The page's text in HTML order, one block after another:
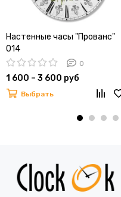
Настенные часы "Прованс"
014
0
1 600 – 3 600 руб
Выбрать